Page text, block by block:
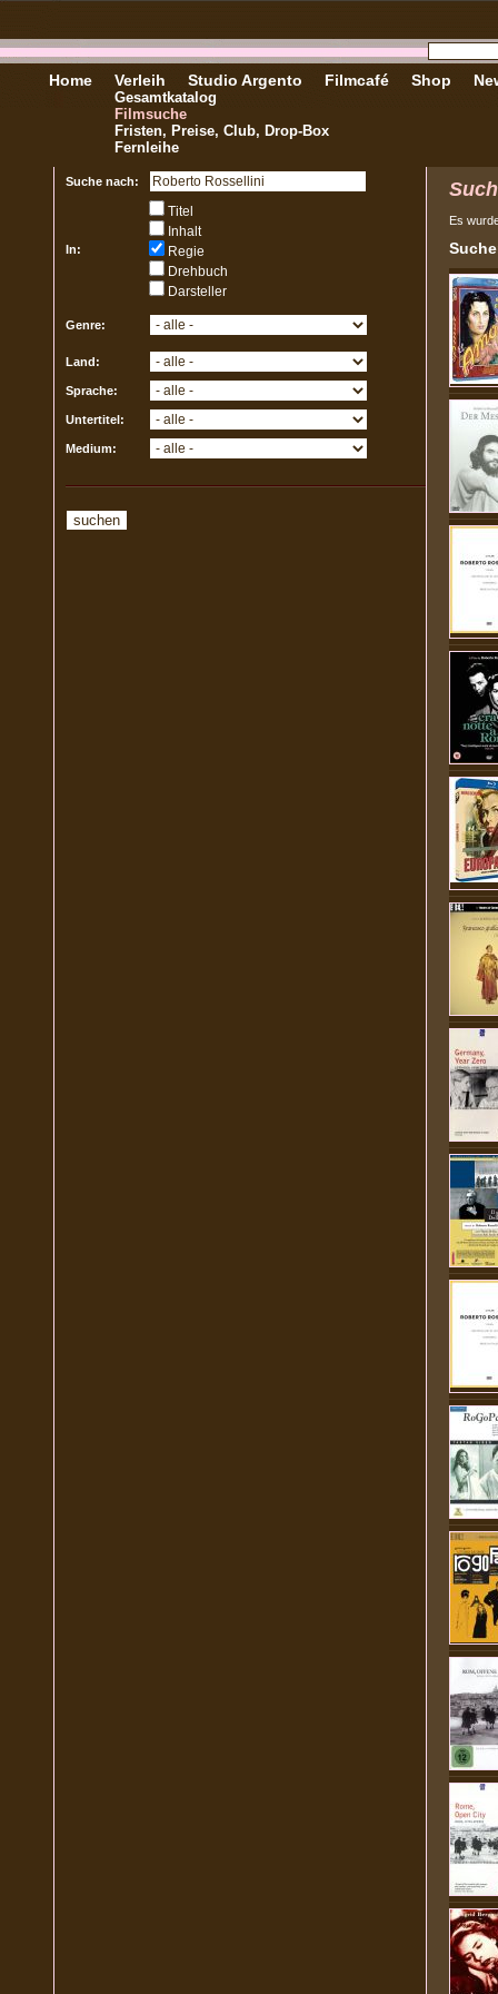
Home Verleih
Gesamtkatalog
Filmsuche
Fristen, Preise, Club, Drop-Box
Fernleihe
Studio Argento Filmcafé Shop
Suche nach:
In:
Titel
Inhalt
Regie
Drehbuch
Darsteller
Genre:
Land:
Sprache:
Untertitel:
Medium:
Es